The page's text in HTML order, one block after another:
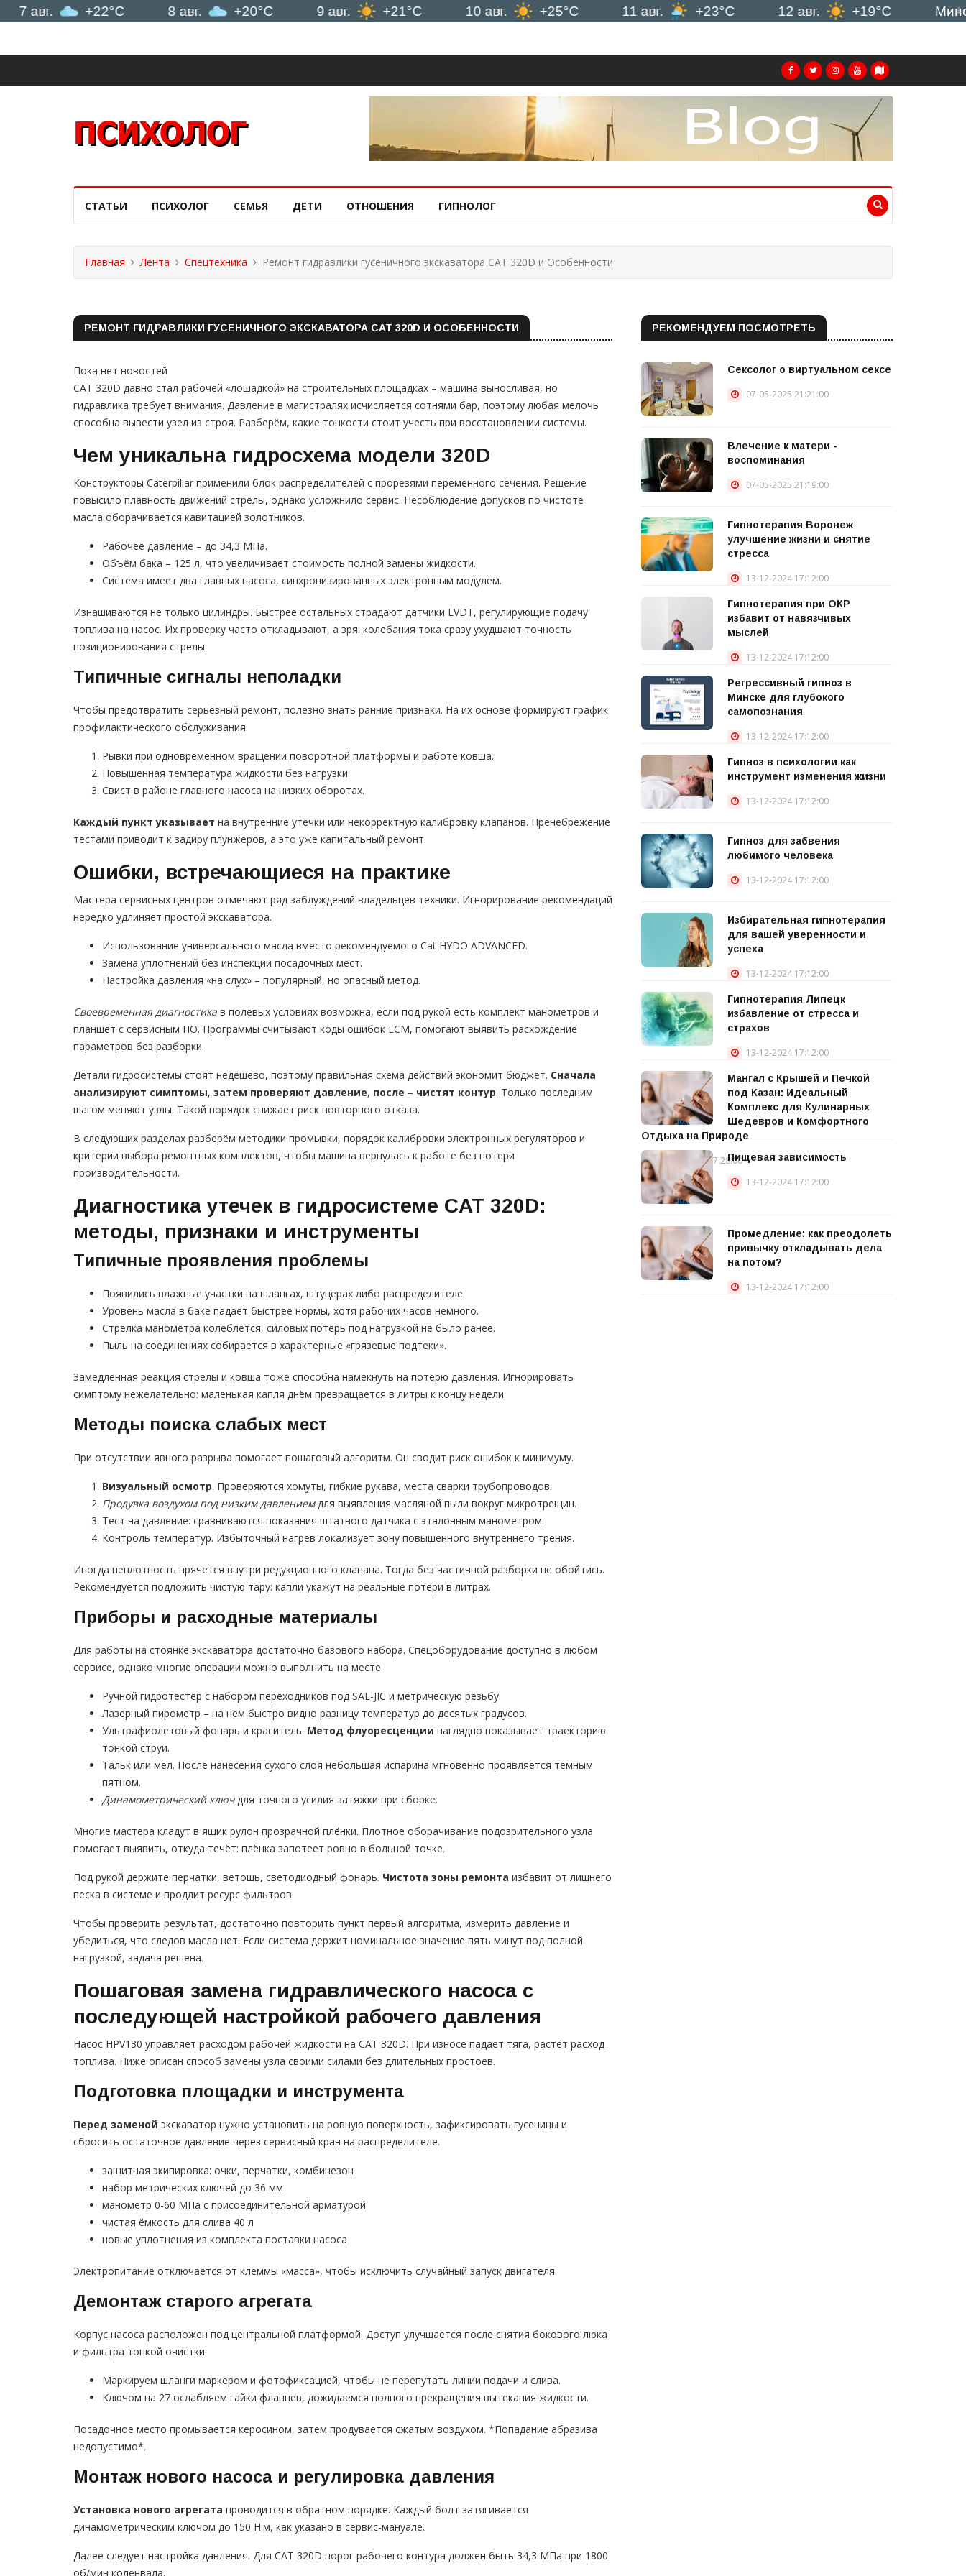
+22°C +20°C +21°C 10 авг. +25°C 11 авг. +23°C 12 авг. +19°C Минск
СТАТЬИ ПСИХОЛОГ СЕМЬЯ ДЕТИ ОТНОШЕНИЯ ГИПНОЛОГ
Главная Лента Спецтехника Ремонт гидравлики гусеничного экскаватора CAT 320D и Особенности
РЕМОНТ ГИДРАВЛИКИ ГУСЕНИЧНОГО ЭКСКАВАТОРА CAT 320D И ОСОБЕННОСТИ
Пока нет новостей
CAT 320D давно стал рабочей «лошадкой» на строительных площадках – машина выносливая, но
гидравлика требует внимания. Давление в магистралях исчисляется сотнями бар, поэтому любая мелочь
способна вывести узел из строя. Разберём, какие тонкости стоит учесть при восстановлении системы.
Чем уникальна гидросхема модели 320D
Конструкторы Caterpillar применили блок распределителей с прорезями переменного сечения. Решение
повысило плавность движений стрелы, однако усложнило сервис. Несоблюдение допусков по чистоте
масла оборачивается кавитацией золотников.
Рабочее давление – до 34,3 МПа.
Объём бака – 125 л, что увеличивает стоимость полной замены жидкости.
Система имеет два главных насоса, синхронизированных электронным модулем.
Изнашиваются не только цилиндры. Быстрее остальных страдают датчики LVDT, регулирующие подачу
топлива на насос. Их проверку часто откладывают, а зря: колебания тока сразу ухудшают точность
позиционирования стрелы.
Типичные сигналы неполадки
Чтобы предотвратить серьёзный ремонт, полезно знать ранние признаки. На их основе формируют график
профилактического обслуживания.
Рывки при одновременном вращении поворотной платформы и работе ковша.
Повышенная температура жидкости без нагрузки.
Свист в районе главного насоса на низких оборотах.
Каждый пункт указывает на внутренние утечки или некорректную калибровку клапанов. Пренебрежение
тестами приводит к задиру плунжеров, а это уже капитальный ремонт.
Ошибки, встречающиеся на практике
Мастера сервисных центров отмечают ряд заблуждений владельцев техники. Игнорирование рекомендаций
нередко удлиняет простой экскаватора.
Использование универсального масла вместо рекомендуемого Cat HYDO ADVANCED.
Замена уплотнений без инспекции посадочных мест.
Настройка давления «на слух» – популярный, но опасный метод.
Своевременная диагностика в полевых условиях возможна, если под рукой есть комплект манометров и
планшет с сервисным ПО. Программы считывают коды ошибок ECM, помогают выявить расхождение
параметров без разборки.
Детали гидросистемы стоят недёшево, поэтому правильная схема действий экономит бюджет. Сначала
анализируют симптомы, затем проверяют давление, после – чистят контур. Только последним
шагом меняют узлы. Такой порядок снижает риск повторного отказа.
В следующих разделах разберём методики промывки, порядок калибровки электронных регуляторов и
критерии выбора ремонтных комплектов, чтобы машина вернулась к работе без потери
производительности.
Диагностика утечек в гидросистеме CAT 320D:
методы, признаки и инструменты
Типичные проявления проблемы
Появились влажные участки на шлангах, штуцерах либо распределителе.
Уровень масла в баке падает быстрее нормы, хотя рабочих часов немного.
Стрелка манометра колеблется, силовых потерь под нагрузкой не было ранее.
Пыль на соединениях собирается в характерные «грязевые подтеки».
Замедленная реакция стрелы и ковша тоже способна намекнуть на потерю давления. Игнорировать
симптому нежелательно: маленькая капля днём превращается в литры к концу недели.
Методы поиска слабых мест
При отсутствии явного разрыва помогает пошаговый алгоритм. Он сводит риск ошибок к минимуму.
Визуальный осмотр. Проверяются хомуты, гибкие рукава, места сварки трубопроводов.
Продувка воздухом под низким давлениемдля выявления масляной пыли вокруг микротрещин.
Тест на давление: сравниваются показания штатного датчика с эталонным манометром.
Контроль температур. Избыточный нагрев локализует зону повышенного внутреннего трения.
Иногда неплотность прячется внутри редукционного клапана. Тогда без частичной разборки не обойтись.
Рекомендуется подложить чистую тару: капли укажут на реальные потери в литрах.
Приборы и расходные материалы
Для работы на стоянке экскаватора достаточно базового набора. Спецоборудование доступно в любом
сервисе, однако многие операции можно выполнить на месте.
Ручной гидротестер с набором переходников под SAE-JIC и метрическую резьбу.
Лазерный пирометр – на нём быстро видно разницу температур до десятых градусов.
Ультрафиолетовый фонарь и краситель. Метод флуоресценции наглядно показывает траекторию
тонкой струи.
Тальк или мел. После нанесения сухого слоя небольшая испарина мгновенно проявляется тёмным
пятном.
Динамометрический ключдля точного усилия затяжки при сборке.
Многие мастера кладут в ящик рулон прозрачной плёнки. Плотное оборачивание подозрительного узла
помогает выявить, откуда течёт: плёнка запотеет ровно в больной точке.
Под рукой держите перчатки, ветошь, светодиодный фонарь. Чистота зоны ремонта избавит от лишнего
песка в системе и продлит ресурс фильтров.
Чтобы проверить результат, достаточно повторить пункт первый алгоритма, измерить давление и
убедиться, что следов масла нет. Если система держит номинальное значение пять минут под полной
нагрузкой, задача решена.
Пошаговая замена гидравлического насоса с
последующей настройкой рабочего давления
Насос HPV130 управляет расходом рабочей жидкости на CAT 320D. При износе падает тяга, растёт расход
топлива. Ниже описан способ замены узла своими силами без длительных простоев.
Подготовка площадки и инструмента
Перед заменой экскаватор нужно установить на ровную поверхность, зафиксировать гусеницы и
сбросить остаточное давление через сервисный кран на распределителе.
защитная экипировка: очки, перчатки, комбинезон
набор метрических ключей до 36 мм
манометр 0-60 МПа с присоединительной арматурой
чистая ёмкость для слива 40 л
новые уплотнения из комплекта поставки насоса
Электропитание отключается от клеммы «масса», чтобы исключить случайный запуск двигателя.
Демонтаж старого агрегата
Корпус насоса расположен под центральной платформой. Доступ улучшается после снятия бокового люка
и фильтра тонкой очистки.
Маркируем шланги маркером и фотофиксацией, чтобы не перепутать линии подачи и слива.
Ключом на 27 ослабляем гайки фланцев, дожидаемся полного прекращения вытекания жидкости.
Посадочное место промывается керосином, затем продувается сжатым воздухом. *Попадание абразива
недопустимо*.
Монтаж нового насоса и регулировка давления
Установка нового агрегата проводится в обратном порядке. Каждый болт затягивается
динамометрическим ключом до 150 Н·м, как указано в сервис-мануале.
Далее следует настройка давления. Для CAT 320D порог рабочего контура должен быть 34,3 МПа при 1800
об/мин коленвала.
РЕКОМЕНДУЕМ ПОСМОТРЕТЬ
Сексолог о виртуальном сексе
07-05-2025 21:21:00
Влечение к матери -
воспоминания
07-05-2025 21:19:00
Гипнотерапия Воронеж
улучшение жизни и снятие
стресса
13-12-2024 17:12:00
Гипнотерапия при ОКР
избавит от навязчивых
мыслей
13-12-2024 17:12:00
Регрессивный гипноз в
Минске для глубокого
самопознания
13-12-2024 17:12:00
Гипноз в психологии как
инструмент изменения жизни
13-12-2024 17:12:00
Гипноз для забвения
любимого человека
13-12-2024 17:12:00
Избирательная гипнотерапия
для вашей уверенности и
успеха
13-12-2024 17:12:00
Гипнотерапия Липецк
избавление от стресса и
страхов
13-12-2024 17:12:00
Мангал с Крышей и Печкой
под Казан: Идеальный
Комплекс для Кулинарных
Шедевров и Комфортного
Отдыха на Природе
15-12-2024 17:28:00Пищевая зависимость
13-12-2024 17:12:00
Промедление: как преодолеть
привычку откладывать дела
на потом?
13-12-2024 17:12:00